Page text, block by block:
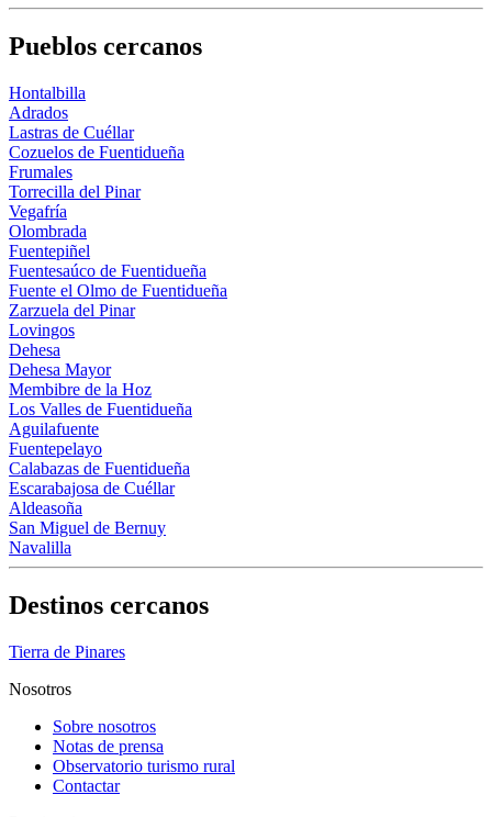
Pueblos cercanos
Hontalbilla
Adrados
Lastras de Cuéllar
Cozuelos de Fuentidueña
Frumales
Torrecilla del Pinar
Vegafría
Olombrada
Fuentepiñel
Fuentesaúco de Fuentidueña
Fuente el Olmo de Fuentidueña
Zarzuela del Pinar
Lovingos
Dehesa
Dehesa Mayor
Membibre de la Hoz
Los Valles de Fuentidueña
Aguilafuente
Fuentepelayo
Calabazas de Fuentidueña
Escarabajosa de Cuéllar
Aldeasoña
San Miguel de Bernuy
Navalilla
Destinos cercanos
Tierra de Pinares
Nosotros
Sobre nosotros
Notas de prensa
Observatorio turismo rural
Contactar